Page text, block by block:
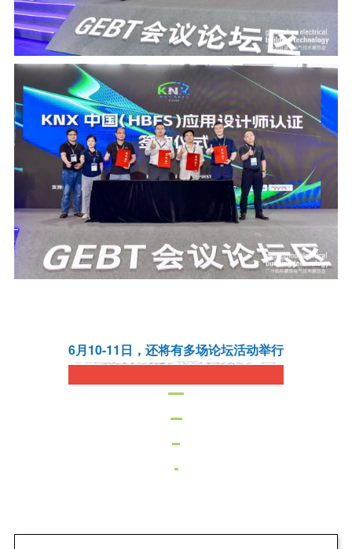
6月10-11日，还将有多场论坛活动举行